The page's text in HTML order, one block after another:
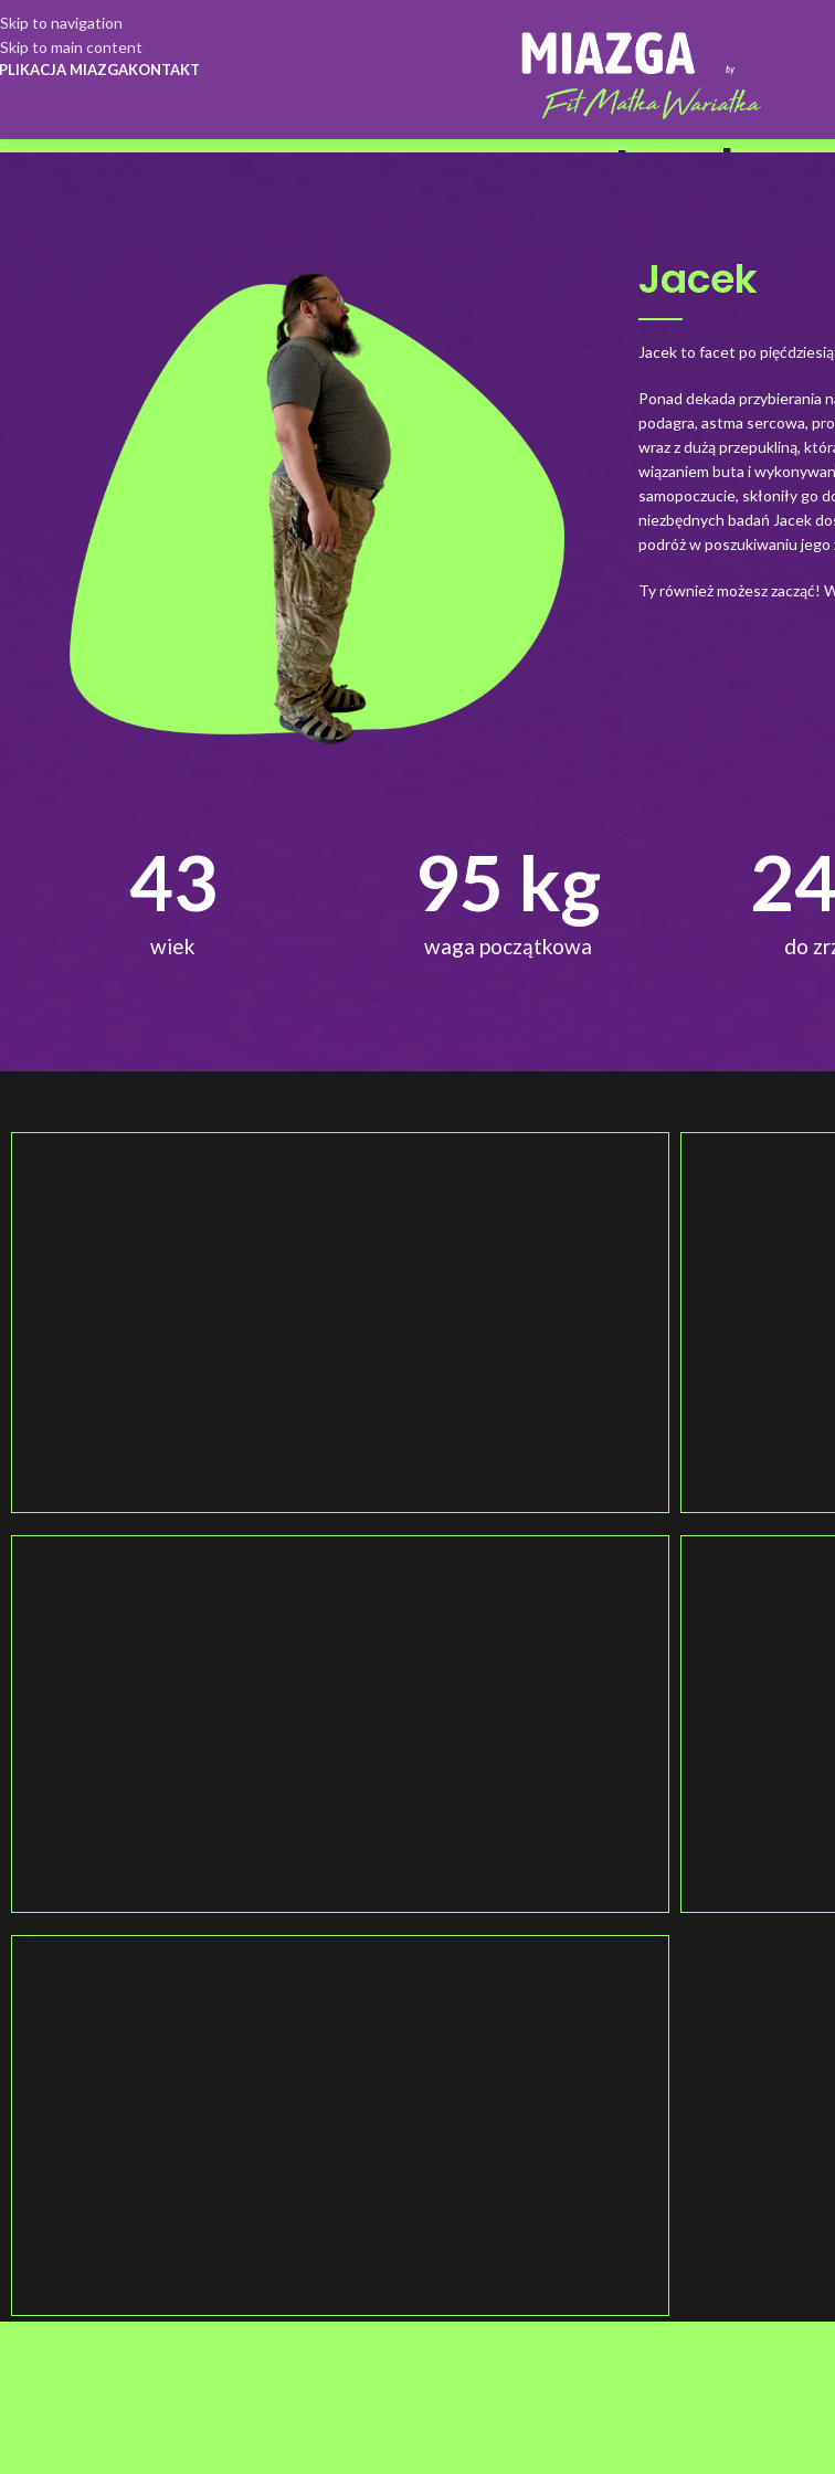
Skip to navigation
Skip to main content
MIAZGAKONTAKT
Jacek
Jacek
Jacek to facet po
Ponad dekada przybierania
podagra, astma sercowa,
wraz z dużą przepukliną,
wiązaniem buta i
samopoczucie, skłoniły go
niezbędnych badań Jacek
podróż w poszukiwaniu jego
Ty również możesz zacząć!
wiek
54
waga początkowa
118 kg
do